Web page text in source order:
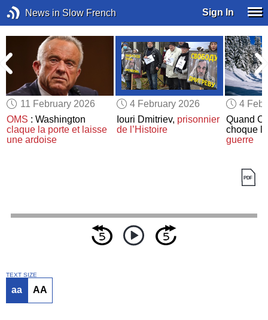
News in Slow French Sign In
11 February 2026
OMS : Washington
claque la porte et laisse
une ardoise
4 February 2026
Iouri Dmitriev, prisonnier
de l’Histoire
4
Quand
choque
guerre
TEXT SIZE
aa AA